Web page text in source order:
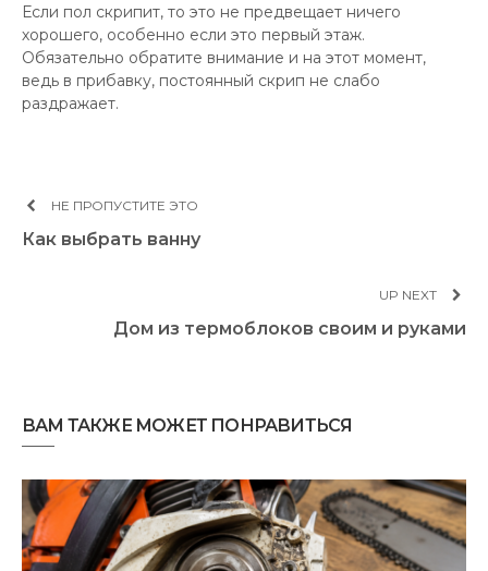
Если пол скрипит, то это не предвещает ничего
хорошего, особенно если это первый этаж.
Обязательно обратите внимание и на этот момент,
ведь в прибавку, постоянный скрип не слабо
раздражает.
НЕ ПРОПУСТИТЕ ЭТО
Как выбрать ванну
UP NEXT
Дом из термоблоков своим и руками
ВАМ ТАКЖЕ МОЖЕТ ПОНРАВИТЬСЯ